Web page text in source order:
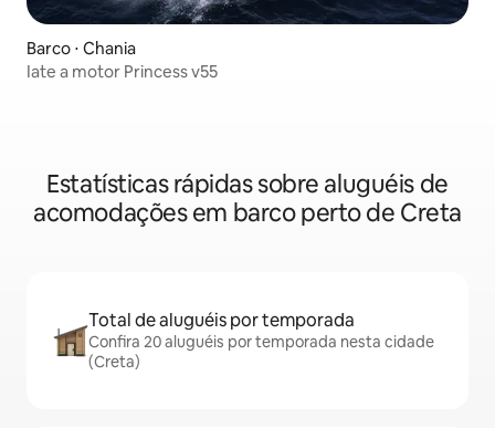
Barco ⋅ Chania
Iate a motor Princess v55
Estatísticas rápidas sobre aluguéis de
acomodações em barco perto de Creta
Total de aluguéis por temporada
Confira 20 aluguéis por temporada nesta cidade
(Creta)